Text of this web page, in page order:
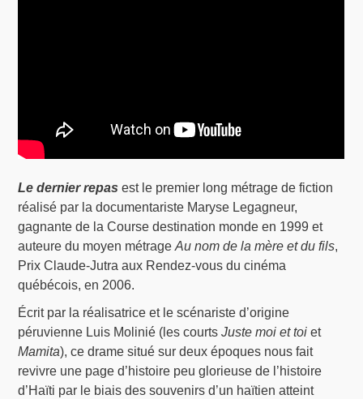
Le dernier repas est le premier long métrage de fiction
réalisé par la documentariste Maryse Legagneur,
gagnante de la Course destination monde en 1999 et
auteure du moyen métrageAu nom de la mère et du fils,
Prix Claude-Jutra aux Rendez-vous du cinéma
québécois, en 2006.
Écrit par la réalisatrice et le scénariste d’origine
péruvienne Luis Molinié (les courtsJuste moi et toi et
Mamita), ce drame situé sur deux époques nous fait
revivre une page d’histoire peu glorieuse de l’histoire
d’Haïti par le biais des souvenirs d’un haïtien atteint